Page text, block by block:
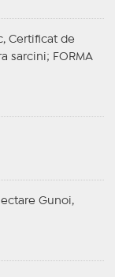
Certificat de
sarcini; FORMA
Gunoi,